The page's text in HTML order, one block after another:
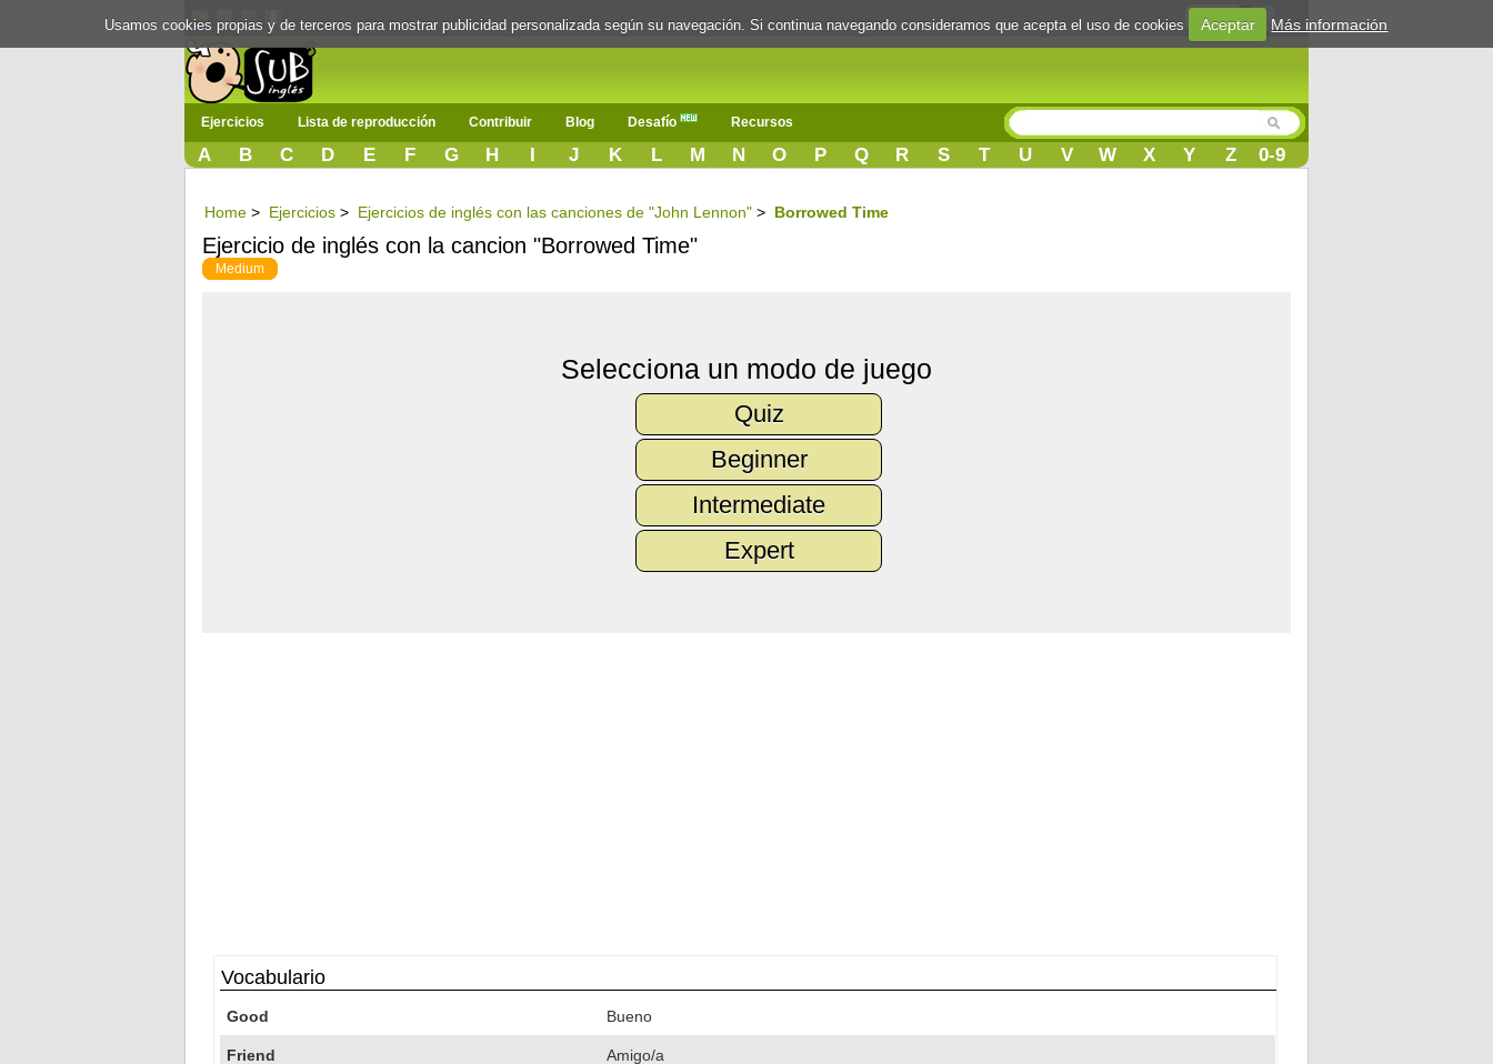
Login
Ejercicios Lista de reproducción Contribuir Blog Desafío Recursos
A B C D E F G H I J K L M N O P Q R S T U V W X Y Z 0-9
Home > Ejercicios > Ejercicios de inglés con las canciones de "John Lennon" > Borrowed Time
Ejercicio de inglés con la cancion "Borrowed Time"
Medium
Selecciona un modo de juego
Quiz
Beginner
Intermediate
Expert
Vocabulario
Good Bueno
Friend Amigo/a
Usamos cookies propias y de terceros para mostrar publicidad personalizada según su navegación. Si continua navegando consideramos que acepta el uso de cookies Aceptar Más información